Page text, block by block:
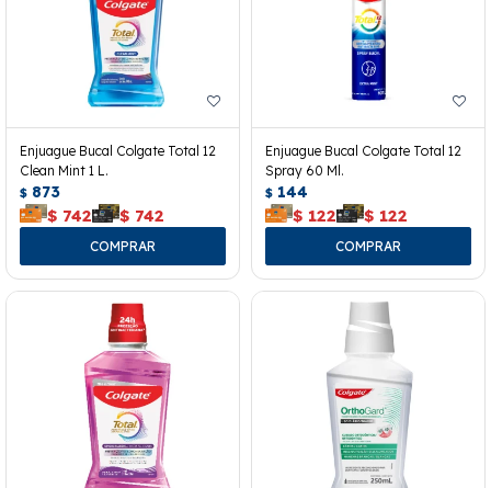
Enjuague Bucal Colgate Total 12
Clean Mint 1 L.
$ 873
$ 742 $ 742
Enjuague Bucal Colgate Total 12
Spray 60 Ml.
$ 144
$ 122 $ 122